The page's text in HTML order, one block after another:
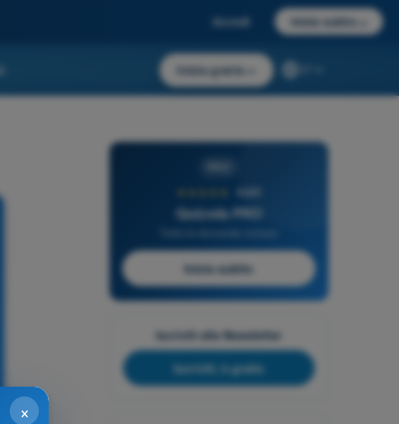
Accedi Inizia subito
Inizia gratis
4,6/5
Quizvds PRO
Inizia subito
Iscriviti alla Newsletter
Iscriviti, è gratis
×